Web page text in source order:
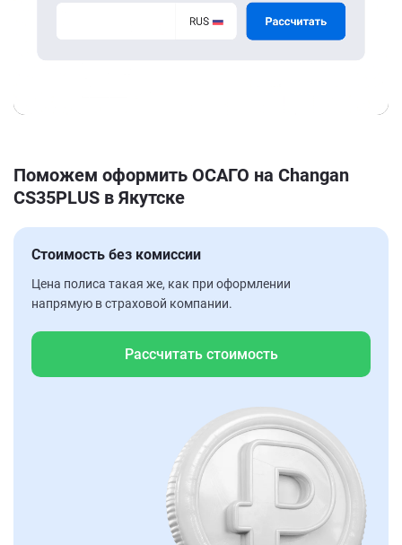
Поможем оформить ОСАГО на Changan
CS35PLUS в Якутске
Стоимость без комиссии
Цена полиса такая же, как при оформлении
напрямую в страховой компании.
Рассчитать стоимость